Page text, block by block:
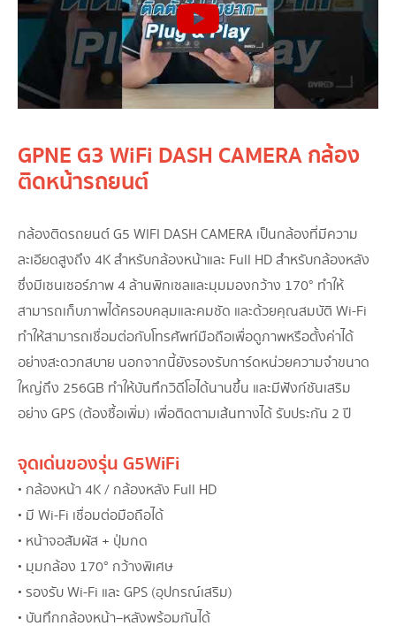
GPNE G3 WiFi DASH CAMERA กล้อง
ติดหน้ารถยนต์
กล้องติดรถยนต์ G5 WIFI DASH CAMERA เป็นกล้องที่มีความ
ละเอียดสูงถึง 4K สำหรับกล้องหน้าและ Full HD สำหรับกล้องหลัง
ซึ่งมีเซนเซอร์ภาพ 4 ล้านพิกเซลและมุมมองกว้าง 170° ทำให้
สามารถเก็บภาพได้ครอบคลุมและคมชัด และด้วยคุณสมบัติ Wi-Fi
ทำให้สามารถเชื่อมต่อกับโทรศัพท์มือถือเพื่อดูภาพหรือตั้งค่าได้
อย่างสะดวกสบาย นอกจากนี้ยังรองรับการ์ดหน่วยความจำขนาด
ใหญ่ถึง 256GB ทำให้บันทึกวิดีโอได้นานขึ้น และมีฟังก์ชันเสริม
อย่าง GPS (ต้องซื้อเพิ่ม) เพื่อติดตามเส้นทางได้ รับประกัน 2 ปี
จุดเด่นของรุ่น G5 WiFi
• กล้องหน้า 4K / กล้องหลัง Full HD
• มี Wi-Fi เชื่อมต่อมือถือได้
• หน้าจอสัมผัส + ปุ่มกด
• มุมกล้อง 170° กว้างพิเศษ
• รองรับ Wi-Fi และ GPS (อุปกรณ์เสริม)
• บันทึกกล้องหน้า–หลังพร้อมกันได้